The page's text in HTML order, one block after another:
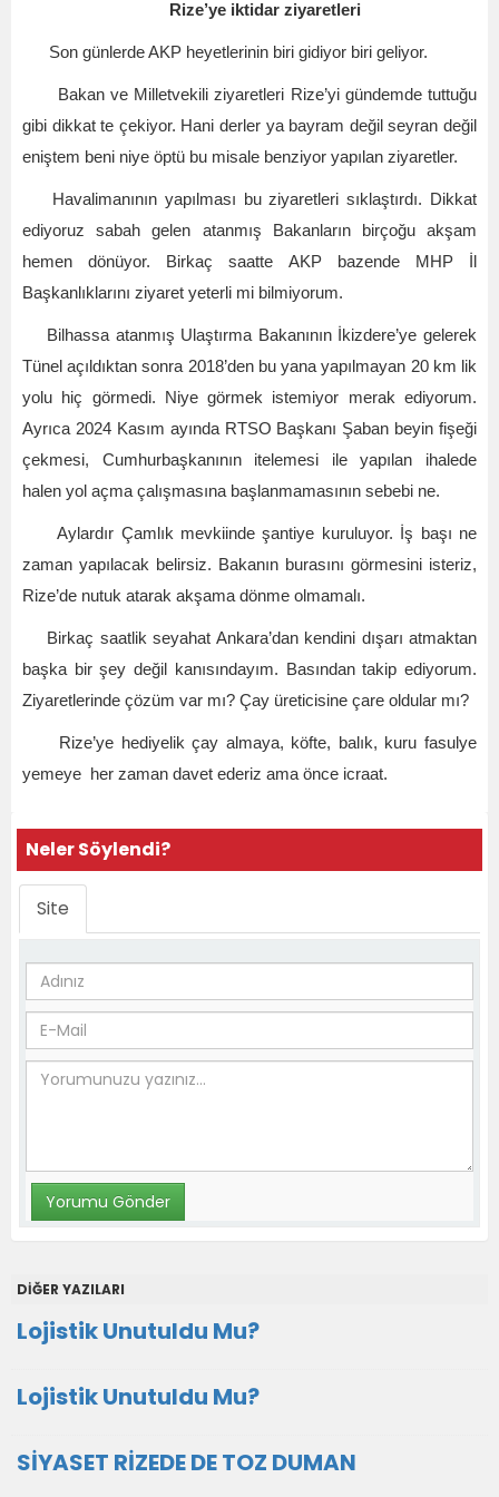
Rize’ye iktidar ziyaretleri
Son günlerde AKP heyetlerinin biri gidiyor biri geliyor.
Bakan ve Milletvekili ziyaretleri Rize’yi gündemde tuttuğu
gibi dikkat te çekiyor. Hani derler ya bayram değil seyran değil
eniştem beni niye öptü bu misale benziyor yapılan ziyaretler.
Havalimanının yapılması bu ziyaretleri sıklaştırdı. Dikkat
ediyoruz sabah gelen atanmış Bakanların birçoğu akşam
hemen dönüyor. Birkaç saatte AKP bazende MHP İl
Başkanlıklarını ziyaret yeterli mi bilmiyorum.
Bilhassa atanmış Ulaştırma Bakanının İkizdere’ye gelerek
Tünel açıldıktan sonra 2018’den bu yana yapılmayan 20 km lik
yolu hiç görmedi. Niye görmek istemiyor merak ediyorum.
Ayrıca 2024 Kasım ayında RTSO Başkanı Şaban beyin fişeği
çekmesi, Cumhurbaşkanının itelemesi ile yapılan ihalede
halen yol açma çalışmasına başlanmamasının sebebi ne.
Aylardır Çamlık mevkiinde şantiye kuruluyor. İş başı ne
zaman yapılacak belirsiz. Bakanın burasını görmesini isteriz,
Rize’de nutuk atarak akşama dönme olmamalı.
Birkaç saatlik seyahat Ankara’dan kendini dışarı atmaktan
başka bir şey değil kanısındayım. Basından takip ediyorum.
Ziyaretlerinde çözüm var mı? Çay üreticisine çare oldular mı?
Rize’ye hediyelik çay almaya, köfte, balık, kuru fasulye
yemeye her zaman davet ederiz ama önce icraat.
Neler Söylendi?
Site
DİĞER YAZILARI
Lojistik Unutuldu Mu?
Lojistik Unutuldu Mu?
SİYASET RİZEDE DE TOZ DUMAN